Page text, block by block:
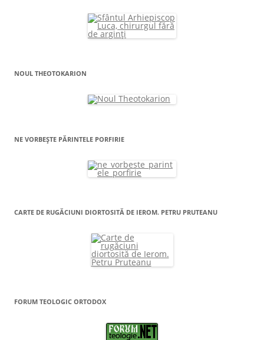
NOUL THEOTOKARION
NE VORBEȘTE PĂRINTELE PORFIRIE
CARTE DE RUGĂCIUNI DIORTOSITĂ DE IEROM. PETRU PRUTEANU
FORUM TEOLOGIC ORTODOX